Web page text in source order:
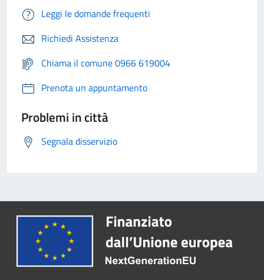
Leggi le domande frequenti
Richiedi Assistenza
Chiama il comune 0966 619004
Prenota un appuntamento
Problemi in città
Segnala disservizio